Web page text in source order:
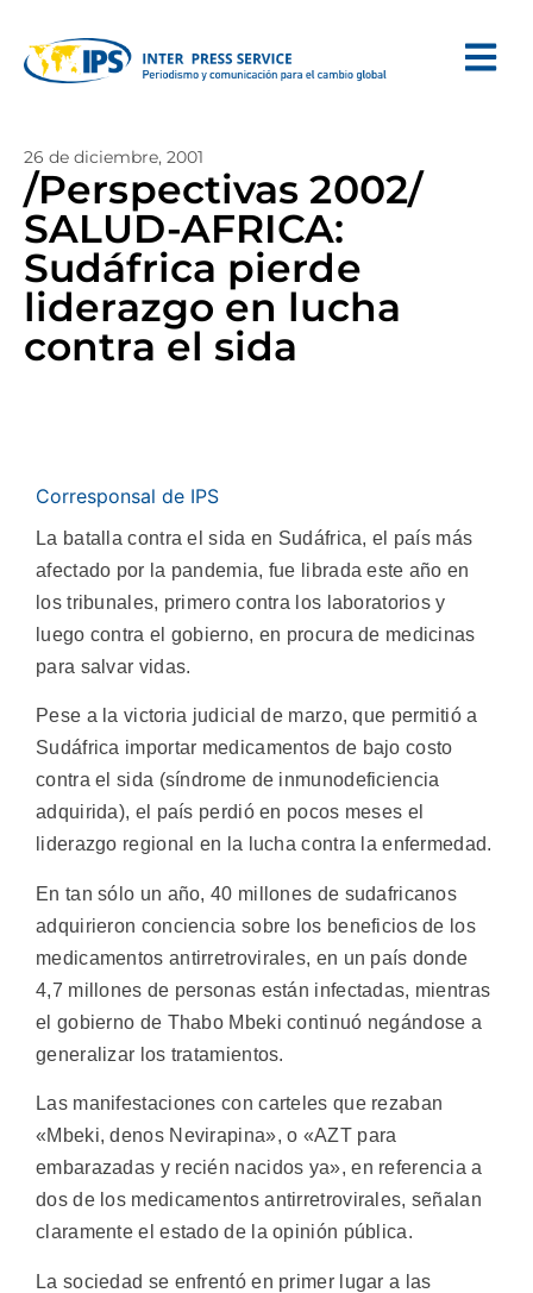
26 de diciembre, 2001
/Perspectivas 2002/
SALUD-AFRICA:
Sudáfrica pierde
liderazgo en lucha
contra el sida
Corresponsal de IPS
La batalla contra el sida en Sudáfrica, el país más
afectado por la pandemia, fue librada este año en
los tribunales, primero contra los laboratorios y
luego contra el gobierno, en procura de medicinas
para salvar vidas.
Pese a la victoria judicial de marzo, que permitió a
Sudáfrica importar medicamentos de bajo costo
contra el sida (síndrome de inmunodeficiencia
adquirida), el país perdió en pocos meses el
liderazgo regional en la lucha contra la enfermedad.
En tan sólo un año, 40 millones de sudafricanos
adquirieron conciencia sobre los beneficios de los
medicamentos antirretrovirales, en un país donde
4,7 millones de personas están infectadas, mientras
el gobierno de Thabo Mbeki continuó negándose a
generalizar los tratamientos.
Las manifestaciones con carteles que rezaban
«Mbeki, denos Nevirapina», o «AZT para
embarazadas y recién nacidos ya», en referencia a
dos de los medicamentos antirretrovirales, señalan
claramente el estado de la opinión pública.
La sociedad se enfrentó en primer lugar a las